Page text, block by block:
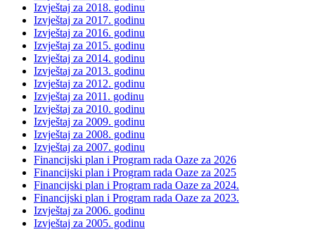
Izvještaj za 2018. godinu
Izvještaj za 2017. godinu
Izvještaj za 2016. godinu
Izvještaj za 2015. godinu
Izvještaj za 2014. godinu
Izvještaj za 2013. godinu
Izvještaj za 2012. godinu
Izvještaj za 2011. godinu
Izvještaj za 2010. godinu
Izvještaj za 2009. godinu
Izvještaj za 2008. godinu
Izvještaj za 2007. godinu
Financijski plan i Program rada Oaze za 2026
Financijski plan i Program rada Oaze za 2025
Financijski plan i Program rada Oaze za 2024.
Financijski plan i Program rada Oaze za 2023.
Izvještaj za 2006. godinu
Izvještaj za 2005. godinu